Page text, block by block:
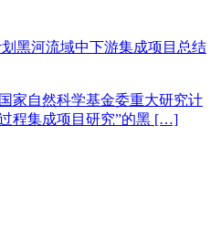
黑河流域中下游集成项目总结
家自然科学基金委重大研究计
程集成项目研究”的黑 […]